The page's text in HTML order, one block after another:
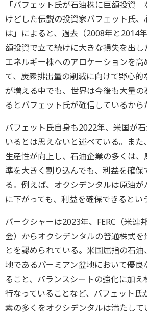
「バフェット氏が石油株に巨額投資
けどした伝説の投資家バフェット氏、
は」によると、過去（2008年と2014
額投資で立て続けに大きな損失を出し
エネルギー株へのアロケーションを
て、炭素排出量の削減に向けて野心
が増える中でも、世界は今後も大量
るとバフェット氏が確信しているから
バフェット氏自身も2022年、米国が
いるとは思えないと述べている。また
生産性が向上し、石油企業の多くは
準を大きく割り込んでも、利益を確保
る。例えば、オクシデンタルは原油
に下がっても、利益を確保できるとい
バークシャーは2023年、FERC（米連
会）からオクシデンタルの普通株式を
とを認められている。米国屈指の石
地であるパーミアン盆地において優良
ること、バランスシートの強化に加
行なっていることなど、バフェット氏
素の多くをオクシデンタルは満たして